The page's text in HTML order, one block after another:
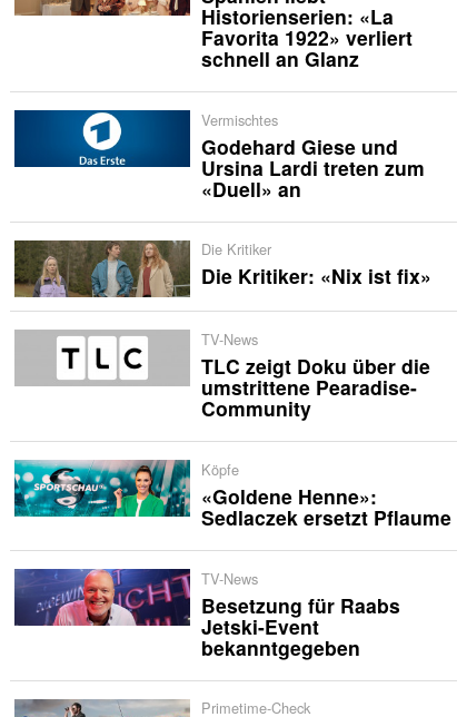
Historienserien: «La
Favorita 1922» verliert
schnell an Glanz
Vermischtes
Godehard Giese und
Ursina Lardi treten zum
«Duell» an
Die Kritiker
Die Kritiker: «Nix ist fix»
TV-News
TLC zeigt Doku über die
umstrittene Pearadise-
Community
Köpfe
«Goldene Henne»:
Sedlaczek ersetzt Pflaume
TV-News
Besetzung für Raabs
Jetski-Event
bekanntgegeben
Primetime-Check